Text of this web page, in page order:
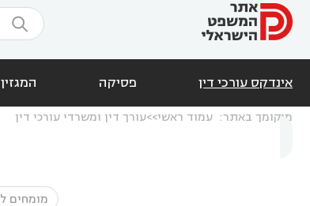

אינדקס עורכי דין פסיקה המגזין
מיקומך באתר: עמוד ראשי עורך דין ומשרדי עורכי דין